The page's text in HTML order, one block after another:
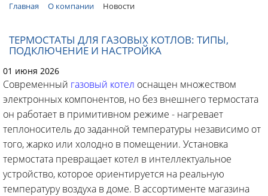
Главная О компании Новости
ТЕРМОСТАТЫ ДЛЯ ГАЗОВЫХ КОТЛОВ: ТИПЫ,
ПОДКЛЮЧЕНИЕ И НАСТРОЙКА
01 июня 2026
Современный газовый котел оснащен множеством
электронных компонентов, но без внешнего термостата
он работает в примитивном режиме - нагревает
теплоноситель до заданной температуры независимо от
того, жарко или холодно в помещении. Установка
термостата превращает котел в интеллектуальное
устройство, которое ориентируется на реальную
температуру воздуха в доме. В ассортименте магазина